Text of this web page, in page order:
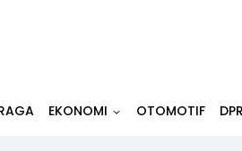
EKONOMI OTOMOTIF